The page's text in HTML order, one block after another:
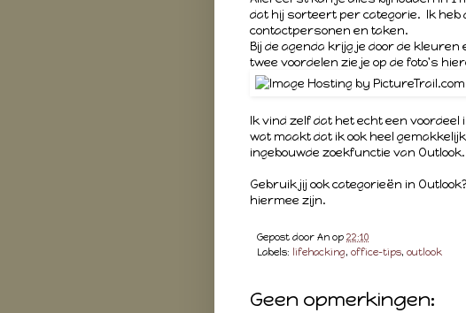
dat hij sorteert per categorie. Ik heb
contactpersonen en taken.
Bij de agenda krijg je door de
twee voordelen zie je op de foto's
Ik vind zelf dat het echt een voordeel
wat maakt dat ik ook heel
ingebouwde zoekfunctie van Outlook.
Gebruik jij ook categorieën in
hiermee zijn.
Gepost door An op 22:10
Labels: lifehacking, office-tips, outlook
Geen opmerkingen: